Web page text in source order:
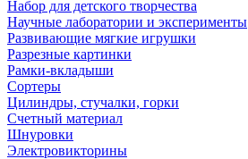
Набор для детского творчества
Научные лаборатории и эксперименты
Развивающие мягкие игрушки
Разрезные картинки
Рамки-вкладыши
Сортеры
Цилиндры, стучалки, горки
Счетный материал
Шнуровки
Электровикторины